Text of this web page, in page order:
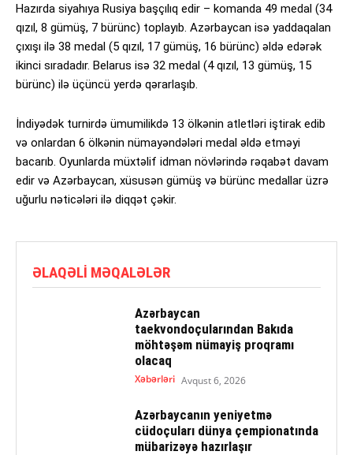
Hazırda siyahıya Rusiya başçılıq edir – komanda 49 medal (34
qızıl, 8 gümüş, 7 bürünc) toplayıb. Azərbaycan isə yaddaqalan
çıxışı ilə 38 medal (5 qızıl, 17 gümüş, 16 bürünc) əldə edərək
ikinci sıradadır. Belarus isə 32 medal (4 qızıl, 13 gümüş, 15
bürünc) ilə üçüncü yerdə qərarlaşıb.
İndiyədək turnirdə ümumilikdə 13 ölkənin atletləri iştirak edib
və onlardan 6 ölkənin nümayəndələri medal əldə etməyi
bacarıb. Oyunlarda müxtəlif idman növlərində rəqabət davam
edir və Azərbaycan, xüsusən gümüş və bürünc medallar üzrə
uğurlu nəticələri ilə diqqət çəkir.
ƏLAQƏLI MƏQALƏLƏR
Azərbaycan
taekvondoçularından Bakıda
möhtəşəm nümayiş proqramı
olacaq
Xəbərləri Avqust 6, 2026
Azərbaycanın yeniyetmə
cüdoçuları dünya çempionatında
mübarizəyə hazırlaşır